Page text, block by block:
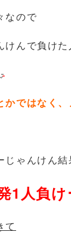
なので
けんで負け
かではなく
ゃんけん結
1人負け
て